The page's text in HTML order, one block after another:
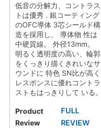
低音の分解力、コントラス
トは優秀 . 銀コーティング
のOFC導体 3芯シールド構
造を採用し、 導体物 性は
中硬質線。 外径13mm。
明るく透明度の高い、輪郭
をくっきり描くきれいなサ
ウンドに 特色 SN比が高く
レスポンスに優れコントラ
ストもはっきりして いる。
Product
Review
FULL
REVIEW